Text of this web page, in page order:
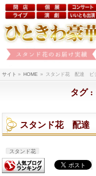
サイト » HOME » スタンド花 配達 ビ
タグ
スタンド花 配達
スタンド花